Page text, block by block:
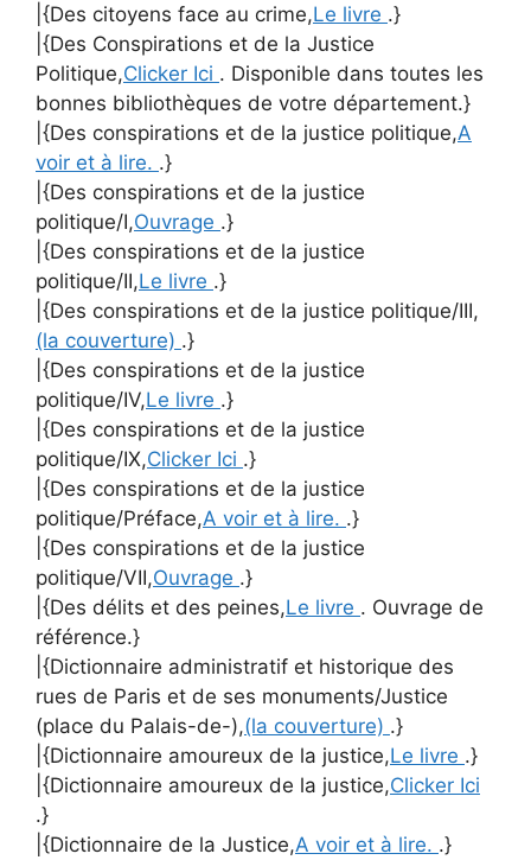
|{Des citoyens face au crime,Le livre .}
|{Des Conspirations et de la Justice
Politique,Clicker Ici . Disponible dans toutes les
bonnes bibliothèques de votre département.}
|{Des conspirations et de la justice politique,A
voir et à lire. .}
|{Des conspirations et de la justice
politique/I,Ouvrage .}
|{Des conspirations et de la justice
politique/II,Le livre .}
|{Des conspirations et de la justice politique/III,
(la couverture) .}
|{Des conspirations et de la justice
politique/IV,Le livre .}
|{Des conspirations et de la justice
politique/IX,Clicker Ici .}
|{Des conspirations et de la justice
politique/Préface,A voir et à lire. .}
|{Des conspirations et de la justice
politique/VII,Ouvrage .}
|{Des délits et des peines,Le livre . Ouvrage de
référence.}
|{Dictionnaire administratif et historique des
rues de Paris et de ses monuments/Justice
(place du Palais-de-),(la couverture) .}
|{Dictionnaire amoureux de la justice,Le livre .}
|{Dictionnaire amoureux de la justice,Clicker Ici
.}
|{Dictionnaire de la Justice,A voir et à lire. .}